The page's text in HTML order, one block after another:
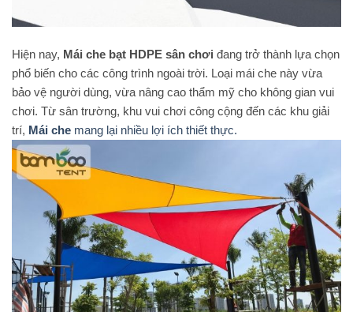
Hiện nay, Mái che bạt HDPE sân chơi đang trở thành lựa chọn
phổ biến cho các công trình ngoài trời. Loại mái che này vừa
bảo vệ người dùng, vừa nâng cao thẩm mỹ cho không gian vui
chơi. Từ sân trường, khu vui chơi công cộng đến các khu giải
trí, Mái che mang lại nhiều lợi ích thiết thực.